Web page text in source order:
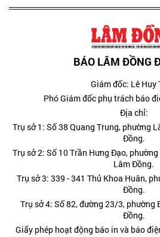
BÁO LÂM ĐỒNG
Giám đốc: Lê Huy
Phó Giám đốc phụ trách báo
Địa chỉ:
Trụ sở 1: Số 38 Quang Trung, phường
Đồng.
Trụ sở 2: Số 10 Trần Hưng Đạo,
Lâm Đồng.
Trụ sở 3: 339 - 341 Thủ Khoa Huân,
Đồng.
Trụ sở 4: Số 82, đường 23/3, phường
Đồng.
Giấy phép hoạt động báo in và báo